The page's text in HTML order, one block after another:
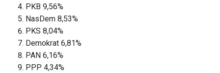
PKB 9,56%
NasDem 8,53%
PKS 8,04%
Demokrat 6,81%
PAN 6,16%
PPP 4,34%